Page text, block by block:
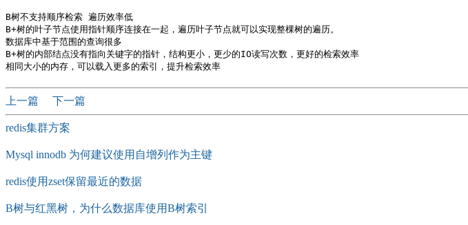
B树不支持顺序检索 遍历效率低
B+树的叶子节点使用指针顺序连接在一起，遍历叶子节点就可以实现整棵树的遍历。
数据库中基于范围的查询很多
B+树的内部结点没有指向关键字的指针，结构更小，更少的IO读写次数，更好的检索效率
上一篇 下一篇
redis集群方案
Mysql innodb 为何建议使用自增列作为主键
redis使用zset保留最近的数据
B树与红黑树，为什么数据库使用B树索引